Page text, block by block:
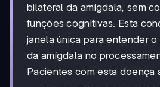
bilateral da amígdala, sem
funções cognitivas. Esta
janela única para entender
da amígdala no
Pacientes com esta doença